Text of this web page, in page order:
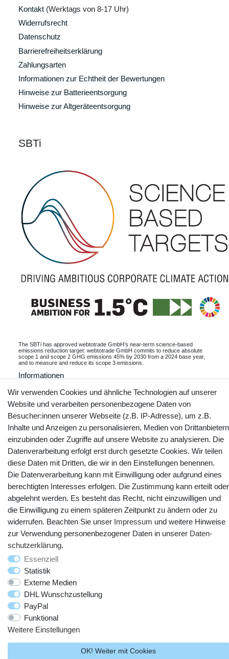
Kontakt (Werktags von 8-17 Uhr)
Widerrufsrecht
Datenschutz
Barrierefreiheitserklärung
Zahlungsarten
Informationen zur Echtheit der Bewertungen
Hinweise zur Batterieentsorgung
Hinweise zur Altgeräteentsorgung
SBTi
The SBTi has approved webtotrade GmbH’s near-term science-based
emissions reduction target: webtotrade GmbH commits to reduce absolute
scope 1 and scope 2 GHG emissions 45% by 2030 from a 2024 base year,
and to measure and reduce its scope 3 emissions.
Informationen
Kontakt
YouTube Facebook Instagram
© Copyright 2025 webtotrade GmbH. Alle Rechte vorbehalten.
Wir verwenden Cookies und ähnliche Technologien auf unserer
Website und verarbeiten personenbezogene Daten von
Besucher:innen unserer Webseite (z.B. IP-Adresse), um z.B.
Inhalte und Anzeigen zu personalisieren, Medien von Drittanbietern
einzubinden oder Zugriffe auf unsere Website zu analysieren. Die
Datenverarbeitung erfolgt erst durch gesetzte Cookies. Wir teilen
diese Daten mit Dritten, die wir in den Einstellungen benennen.
Die Datenverarbeitung kann mit Einwilligung oder aufgrund eines
berechtigten Interesses erfolgen. Die Zustimmung kann erteilt oder
abgelehnt werden. Es besteht das Recht, nicht einzuwilligen und
die Einwilligung zu einem späteren Zeitpunkt zu ändern oder zu
widerrufen. Beachten Sie unser Impressum und weitere Hinweise
zur Verwendung personenbezogener Daten in unserer Daten­
schutz­erklärung.
Essenziell
Statistik
Externe Medien
DHL Wunschzustellung
PayPal
Funktional
Weitere Einstellungen
OK! Weiter mit Cookies